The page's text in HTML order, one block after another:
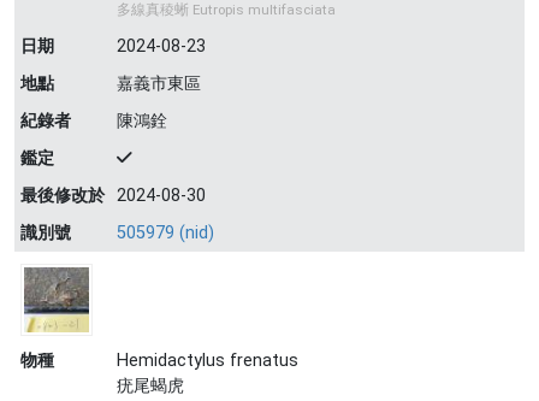
多線真稜蜥 Eutropis multifasciata
日期
2024-08-23
地點
嘉義市東區
紀錄者
陳鴻銓
鑑定
最後修改於 2024-08-30
識別號
505979 (nid)
物種
Hemidactylus frenatus
疣尾蝎虎